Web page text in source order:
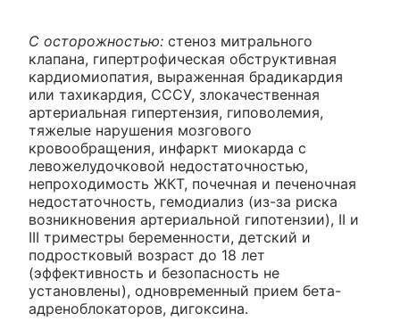
С осторожностью: стеноз митрального
клапана, гипертрофическая обструктивная
кардиомиопатия, выраженная брадикардия
или тахикардия, СССУ, злокачественная
артериальная гипертензия, гиповолемия,
тяжелые нарушения мозгового
кровообращения, инфаркт миокарда с
левожелудочковой недостаточностью,
непроходимость ЖКТ, почечная и печеночная
недостаточность, гемодиализ (из-за риска
возникновения артериальной гипотензии), II и
III триместры беременности, детский и
подростковый возраст до 18 лет
(эффективность и безопасность не
установлены), одновременный прием бета-
адреноблокаторов, дигоксина.